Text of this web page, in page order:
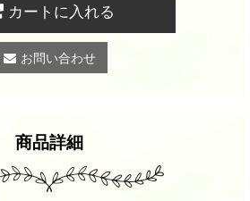
カートに入れる
お問い合わせ
商品詳細